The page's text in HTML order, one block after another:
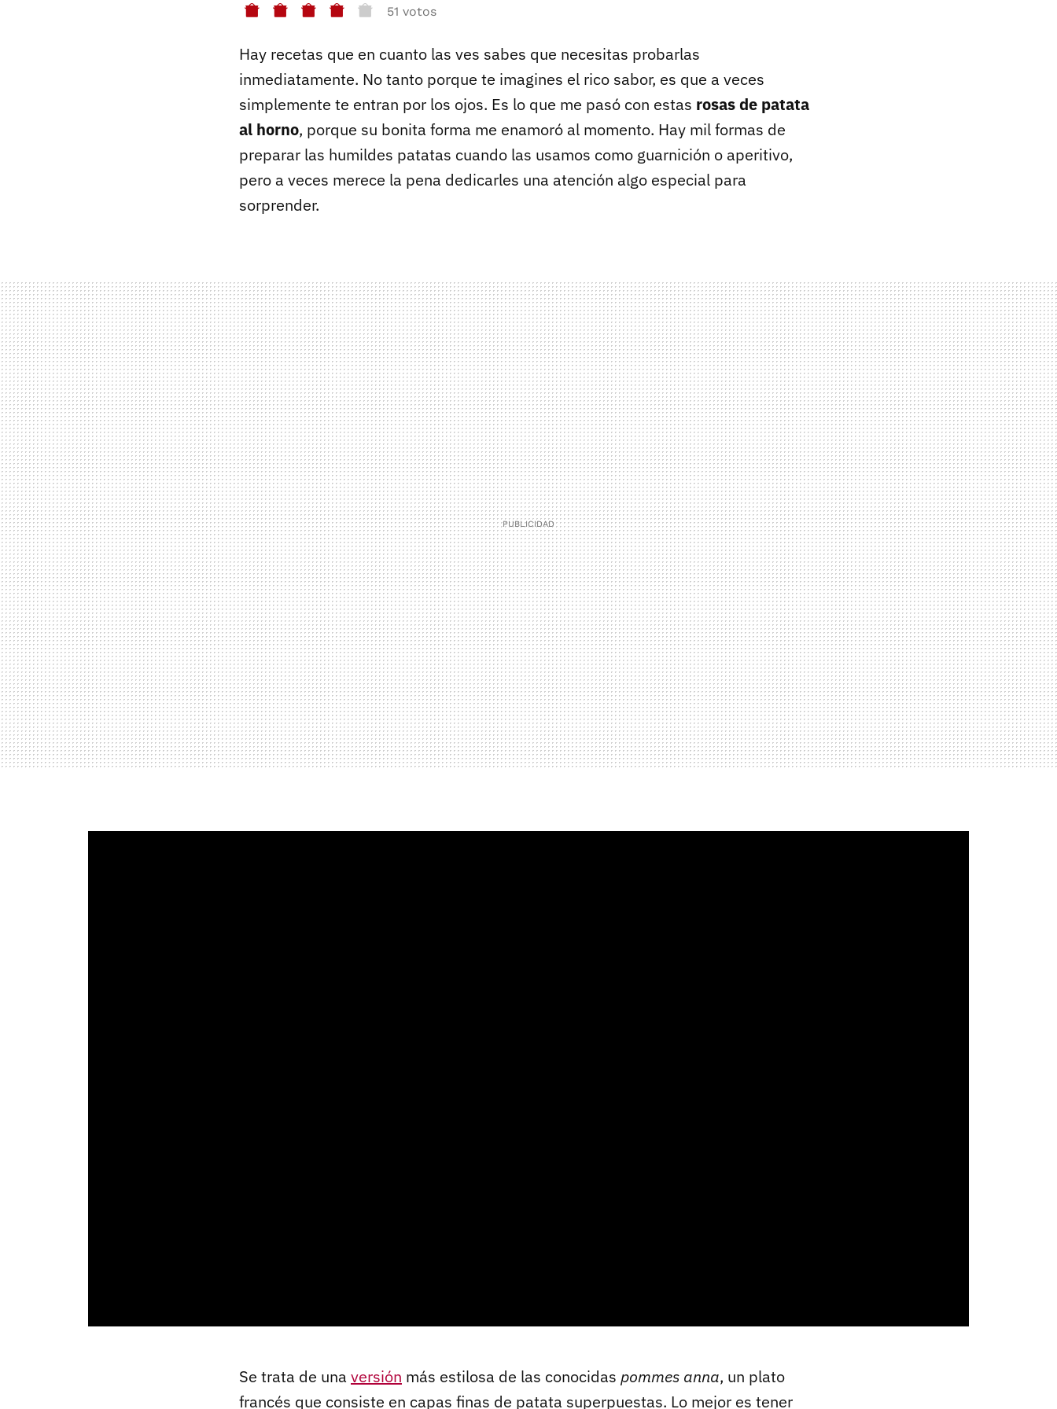
51 votos
Hay recetas que en cuanto las ves sabes que necesitas probarlas
inmediatamente. No tanto porque te imagines el rico sabor, es que a veces
simplemente te entran por los ojos. Es lo que me pasó con estas rosas de patata
al horno, porque su bonita forma me enamoró al momento. Hay mil formas de
preparar las humildes patatas cuando las usamos como guarnición o aperitivo,
pero a veces merece la pena dedicarles una atención algo especial para
sorprender.
Se trata de una versión más estilosa de las conocidas pommes anna, un plato
francés que consiste en capas finas de patata superpuestas. Lo mejor es tener